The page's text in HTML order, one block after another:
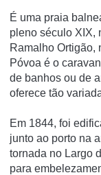
É uma praia
pleno século XIX,
Ramalho Ortigão,
Póvoa é o
de banhos ou de
oferece tão
Em 1844, foi
junto ao porto na
tornada no Largo
para